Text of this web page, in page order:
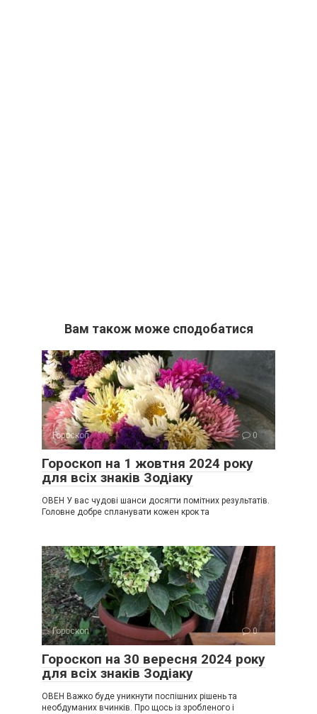
Вам також може сподобатися
Гороскоп 0
Гороскоп на 1 жовтня 2024 року
для всіх знаків Зодіаку
ОВЕН У вас чудові шанси досягти помітних результатів.
Головне добре спланувати кожен крок та
Гороскоп 0
Гороскоп на 30 вересня 2024 року
для всіх знаків Зодіаку
ОВЕН Важко буде уникнути поспішних рішень та
необдуманих вчинків. Про щось із зробленого і